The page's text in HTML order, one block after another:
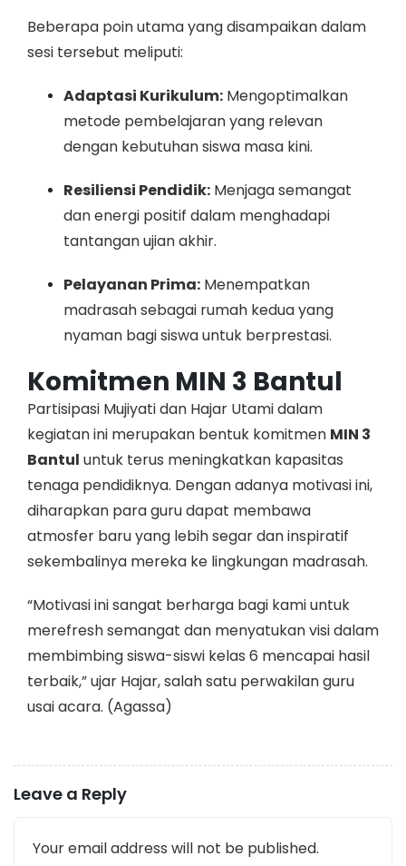
Beberapa poin utama yang disampaikan dalam
sesi tersebut meliputi:
Adaptasi Kurikulum: Mengoptimalkan
metode pembelajaran yang relevan
dengan kebutuhan siswa masa kini.
Resiliensi Pendidik: Menjaga semangat
dan energi positif dalam menghadapi
tantangan ujian akhir.
Pelayanan Prima: Menempatkan
madrasah sebagai rumah kedua yang
nyaman bagi siswa untuk berprestasi.
Komitmen MIN 3 Bantul
Partisipasi Mujiyati dan Hajar Utami dalam
kegiatan ini merupakan bentuk komitmen MIN 3
Bantul untuk terus meningkatkan kapasitas
tenaga pendidiknya. Dengan adanya motivasi ini,
diharapkan para guru dapat membawa
atmosfer baru yang lebih segar dan inspiratif
sekembalinya mereka ke lingkungan madrasah.
“Motivasi ini sangat berharga bagi kami untuk
merefresh semangat dan menyatukan visi dalam
membimbing siswa-siswi kelas 6 mencapai hasil
terbaik,” ujar Hajar, salah satu perwakilan guru
usai acara. (Agassa)
Leave a Reply
Your email address will not be published.